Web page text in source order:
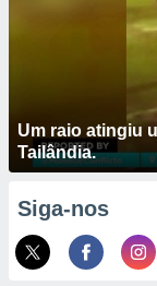
Um raio atingiu
Tailândia.
Siga-nos